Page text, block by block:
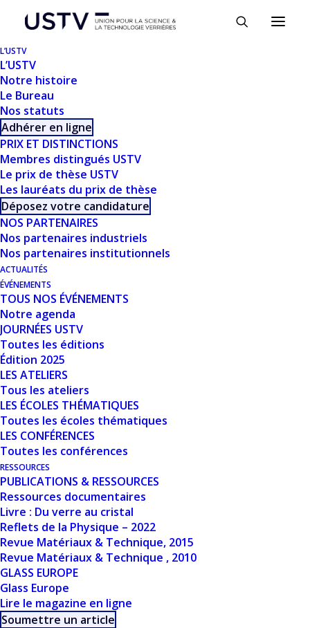
L’USTV
L’USTV
Notre histoire
Le Bureau
Nos statuts
Adhérer en ligne
PRIX ET DISTINCTIONS
Membres distingués USTV
Le prix de thèse USTV
Les lauréats du prix de thèse
Déposez votre candidature
NOS PARTENAIRES
Nos partenaires industriels
Nos partenaires institutionnels
ACTUALITÉS
ÉVÉNEMENTS
TOUS NOS ÉVÉNEMENTS
Notre agenda
JOURNÉES USTV
Toutes les éditions
Édition 2025
LES ATELIERS
Tous les ateliers
LES ÉCOLES THÉMATIQUES
Toutes les écoles thématiques
LES CONFÉRENCES
Toutes les conférences
RESSOURCES
PUBLICATIONS & RESSOURCES
Ressources documentaires
Livre : Du verre au cristal
Reflets de la Physique – 2022
Revue Matériaux & Technique, 2015
Revue Matériaux & Technique , 2010
GLASS EUROPE
Glass Europe
Lire le magazine en ligne
Soumettre un article
MODÉLISATION ET
CARACTÉRISATION
D’ÉLECTRODES POSITIVES
À BASE DE VERRES POUR
ACCUMULATEURS LI-ION
RÉSUMÉ
Dans le but d’acquérir une compréhension plus
approfondie de l'influence des métaux de
transition, des formateurs de verre et des
conditions de synthèse sur les performances
électrochimiques du matériau de cathode, une
thèse en collaboration avec le CEA (Marcoule et
Grenoble) et l’Université Nationale de Singapour
est proposée. L’étude visera à combiner
différentes approches de simulation et de
techniques expérimentales, telles que
l’Apprentissage Machine pour concevoir des
matériaux cathodiques encore plus performants,
la modélisation informatique couplée à des
techniques de caractérisation